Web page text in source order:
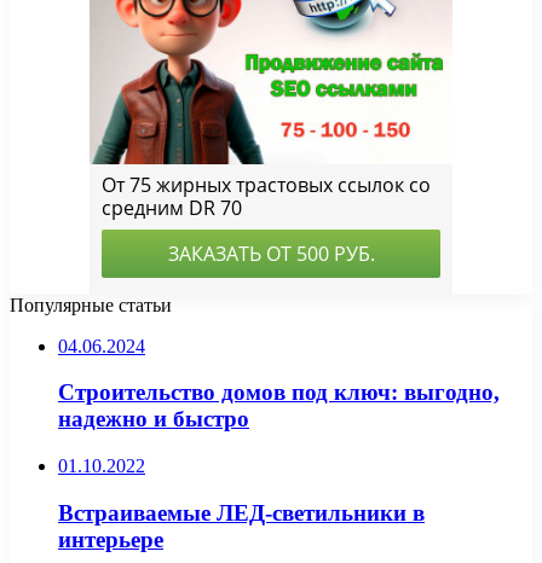
Популярные статьи
04.06.2024
Строительство домов под ключ: выгодно,
надежно и быстро
01.10.2022
Встраиваемые ЛЕД-светильники в
интерьере